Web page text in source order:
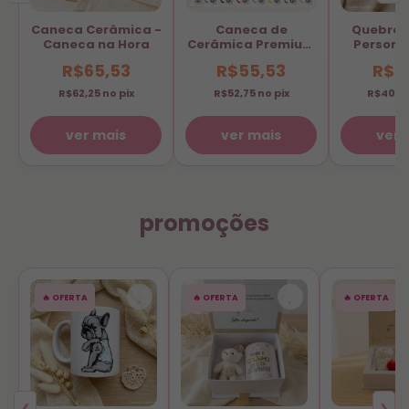
Caneca Cerâmica -
Caneca na Hora
R$65,53
R$62,25no pix
ver mais
Caneca de
Cerâmica Premium
sua Foto ou Frase
R$55,53
R$52,75no pix
ver mais
em
ver
promoções
🔥 OFERTA 🔥 OFERTA 🔥 OFERTA